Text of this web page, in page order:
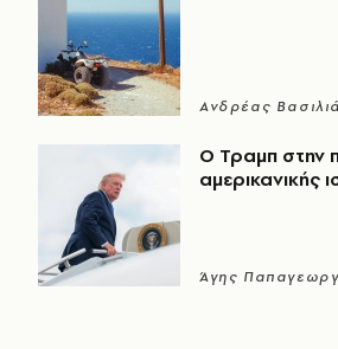
Ανδρέας
Ο Τραμπ στην
αμερικανικής
Άγης